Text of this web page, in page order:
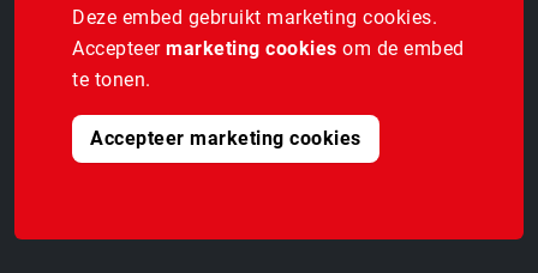
Deze embed gebruikt marketing cookies.
Accepteer marketing cookies om de embed
te tonen.
Accepteer marketing cookies